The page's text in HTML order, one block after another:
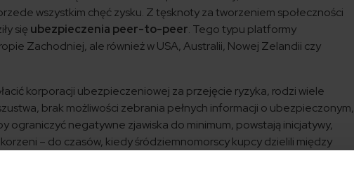
wszystkim chęć zysku. Z tęsknoty za tworzeniem społeczności
się ubezpieczenia peer-to-peer. Tego typu platformy
Zachodniej, ale również w USA, Australii, Nowej Zelandii czy
korporacji ubezpieczeniowej za przejęcie ryzyka, rodzi wiele
brak możliwości zebrania pełnych informacji o ubezpieczonym,
ograniczyć negatywne zjawiska do minimum, powstają inicjatywy,
– do czasów, kiedy śródziemnomorscy kupcy dzielili między
zanurzone w tradycji socjalistycznej innowacyjne start-upy
członkami określonej grupy i aktywnie działają w mediach